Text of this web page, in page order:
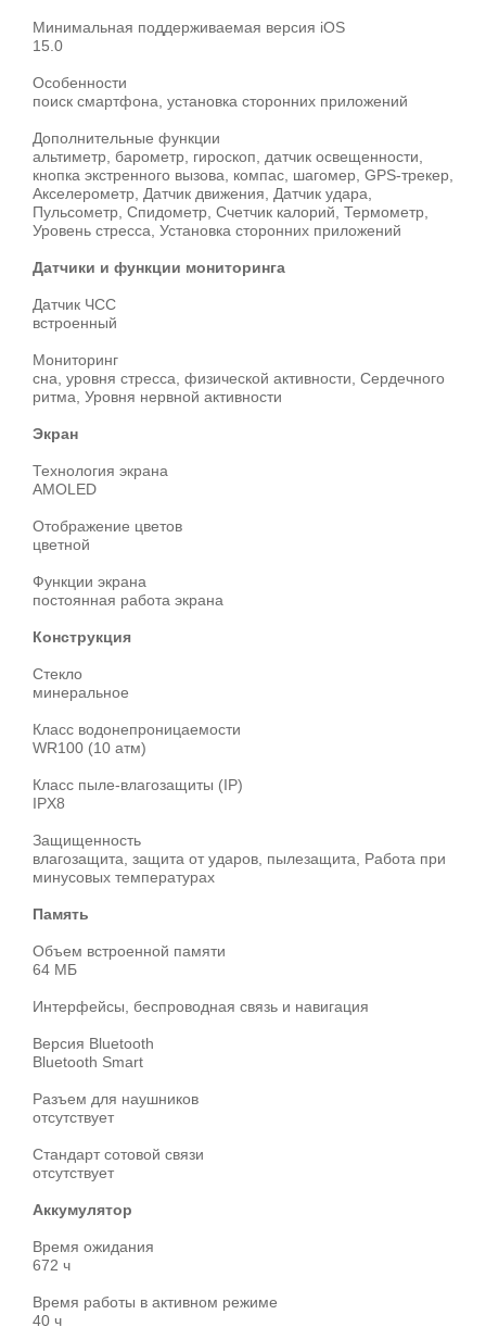
Минимальная поддерживаемая версия iOS
15.0
Особенности
поиск смартфона, установка сторонних приложений
Дополнительные функции
альтиметр, барометр, гироскоп, датчик освещенности,
кнопка экстренного вызова, компас, шагомер, GPS-трекер,
Акселерометр, Датчик движения, Датчик удара,
Пульсометр, Спидометр, Счетчик калорий, Термометр,
Уровень стресса, Установка сторонних приложений
Датчики и функции мониторинга
Датчик ЧСС
встроенный
Мониторинг
сна, уровня стресса, физической активности, Сердечного
ритма, Уровня нервной активности
Экран
Технология экрана
AMOLED
Отображение цветов
цветной
Функции экрана
постоянная работа экрана
Конструкция
Стекло
минеральное
Класс водонепроницаемости
WR100 (10 атм)
Класс пыле-влагозащиты (IP)
IPX8
Защищенность
влагозащита, защита от ударов, пылезащита, Работа при
минусовых температурах
Память
Объем встроенной памяти
64 МБ
Интерфейсы, беспроводная связь и навигация
Версия Bluetooth
Bluetooth Smart
Разъем для наушников
отсутствует
Стандарт сотовой связи
отсутствует
Аккумулятор
Время ожидания
672 ч
Время работы в активном режиме
40 ч